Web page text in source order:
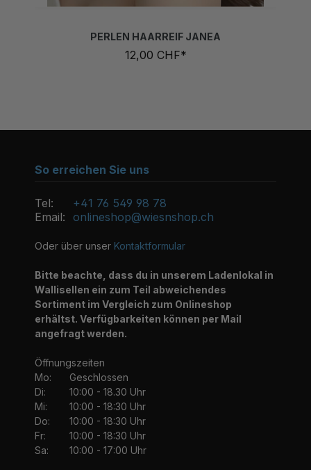
12,00 CHF*
So erreichen Sie uns
Tel:
+41 76 549 98 78
Email: onlineshop@wiesnshop.ch
Oder über unser Kontaktformular
Bitte beachte, dass du in unserem Ladenlokal in
Wallisellen ein zum Teil abweichendes
Sortiment im Vergleich zum Onlineshop
erhältst. Verfügbarkeiten können per Mail
angefragt werden.
Öffnungszeiten
Mo:
Geschlossen
Di:
10:00 - 18.30 Uhr
Mi:
10:00 - 18:30 Uhr
Do:
10:00 - 18:30 Uhr
Fr:
10:00 - 18:30 Uhr
Sa:
10:00 - 17:00 Uhr